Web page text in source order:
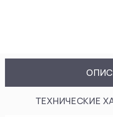
ТЕХНИЧЕСКИЕ